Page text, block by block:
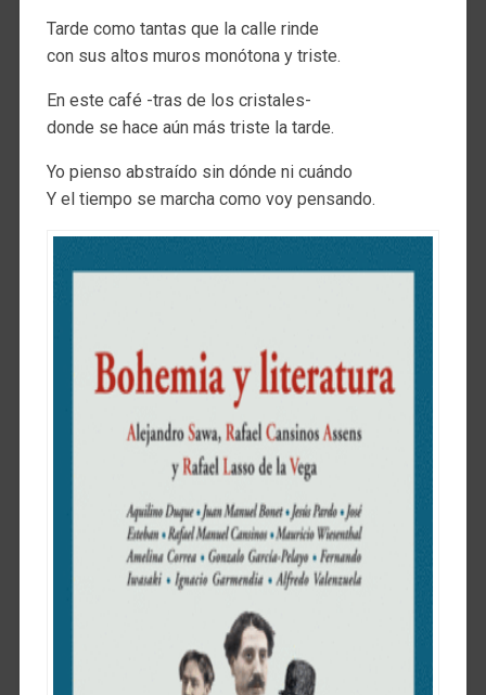
Tarde como tantas que la calle rinde
con sus altos muros monótona y triste.
En este café -tras de los cristales-
donde se hace aún más triste la tarde.
Yo pienso abstraído sin dónde ni cuándo
Y el tiempo se marcha como voy pensando.